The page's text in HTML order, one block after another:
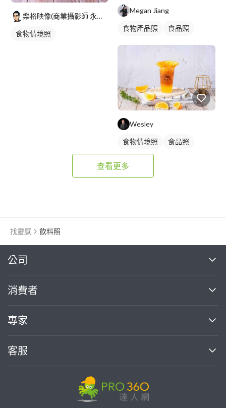
樂格映像(商業攝影師 永逢Nick)
食物情境照
Megan Jiang
食物產品照 食品照
Wesley
食物情境照 食品照
查看更多
找靈感 飲料照
公司
關於我們
部落格
加入我們
消費者
買服務
熱門服務
專家
案件中心
客服
繼續完成